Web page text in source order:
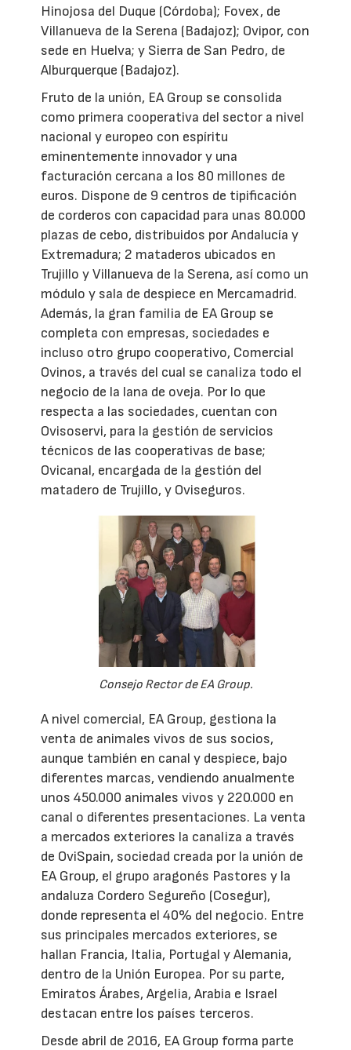
Hinojosa del Duque (Córdoba); Fovex, de
Villanueva de la Serena (Badajoz); Ovipor, con
sede en Huelva; y Sierra de San Pedro, de
Alburquerque (Badajoz).
Fruto de la unión, EA Group se consolida
como primera cooperativa del sector a nivel
nacional y europeo con espíritu
eminentemente innovador y una
facturación cercana a los 80 millones de
euros. Dispone de 9 centros de tipificación
de corderos con capacidad para unas 80.000
plazas de cebo, distribuidos por Andalucía y
Extremadura; 2 mataderos ubicados en
Trujillo y Villanueva de la Serena, así como un
módulo y sala de despiece en Mercamadrid.
Además, la gran familia de EA Group se
completa con empresas, sociedades e
incluso otro grupo cooperativo, Comercial
Ovinos, a través del cual se canaliza todo el
negocio de la lana de oveja. Por lo que
respecta a las sociedades, cuentan con
Ovisoservi, para la gestión de servicios
técnicos de las cooperativas de base;
Ovicanal, encargada de la gestión del
matadero de Trujillo, y Oviseguros.
Consejo Rector de EA Group.
A nivel comercial, EA Group, gestiona la
venta de animales vivos de sus socios,
aunque también en canal y despiece, bajo
diferentes marcas, vendiendo anualmente
unos 450.000 animales vivos y 220.000 en
canal o diferentes presentaciones. La venta
a mercados exteriores la canaliza a través
de OviSpain, sociedad creada por la unión de
EA Group, el grupo aragonés Pastores y la
andaluza Cordero Segureño (Cosegur),
donde representa el 40% del negocio. Entre
sus principales mercados exteriores, se
hallan Francia, Italia, Portugal y Alemania,
dentro de la Unión Europea. Por su parte,
Emiratos Árabes, Argelia, Arabia e Israel
destacan entre los países terceros.
Desde abril de 2016, EA Group forma parte